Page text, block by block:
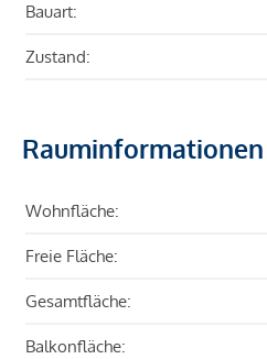
Bauart:
Zustand:
Rauminformationen
Wohnfläche:
Freie Fläche:
Gesamtfläche:
Balkonfläche: